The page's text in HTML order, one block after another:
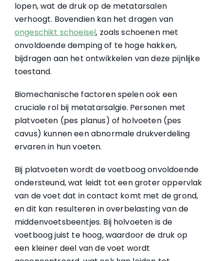
lopen, wat de druk op de metatarsalen
verhoogt. Bovendien kan het dragen van
ongeschikt schoeisel, zoals schoenen met
onvoldoende demping of te hoge hakken,
bijdragen aan het ontwikkelen van deze pijnlijke
toestand.
Biomechanische factoren spelen ook een
cruciale rol bij metatarsalgie. Personen met
platvoeten (pes planus) of holvoeten (pes
cavus) kunnen een abnormale drukverdeling
ervaren in hun voeten.
Bij platvoeten wordt de voetboog onvoldoende
ondersteund, wat leidt tot een groter oppervlak
van de voet dat in contact komt met de grond,
en dit kan resulteren in overbelasting van de
middenvoetsbeentjes. Bij holvoeten is de
voetboog juist te hoog, waardoor de druk op
een kleiner deel van de voet wordt